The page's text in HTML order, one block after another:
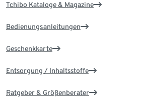
Tchibo Kataloge & Magazine
Bedienungsanleitungen
Geschenkkarte
Entsorgung / Inhaltsstoffe
Ratgeber & Größenberater